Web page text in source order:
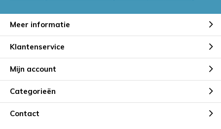
Meer informatie
Klantenservice
Mijn account
Categorieën
Contact